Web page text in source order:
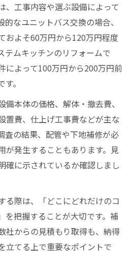
、工事内容や選ぶ設備によって
なユニットバス交換の場合、
およそ60万円から120万円程度
テムキッチンのリフォームで
によって100万円から200万円前
。
本体の価格、解体・撤去費、
置費、仕上げ工事費などが主な
査の結果、配管や下地補修が必
が発生することもあります。見
確に示されているか確認しまし
る際は、「どこにどれだけのコ
を把握することが大切です。補
社からの見積もり取得も、納得
立てる上で重要なポイントで